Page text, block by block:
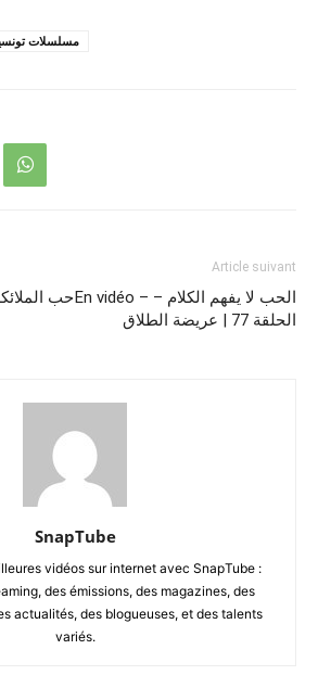
مسلسلات
Article suivant
En vidéo – الحب لا يفهم الكلام –
الحلقة 77 | عريضة الطلاق
SnapTube
vidéos sur internet avec SnapTube :
des émissions, des magazines, des
actualités, des blogueuses, et des talents
variés.